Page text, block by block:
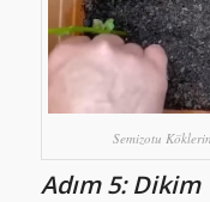
Semizotu
Adım 5: Dikim